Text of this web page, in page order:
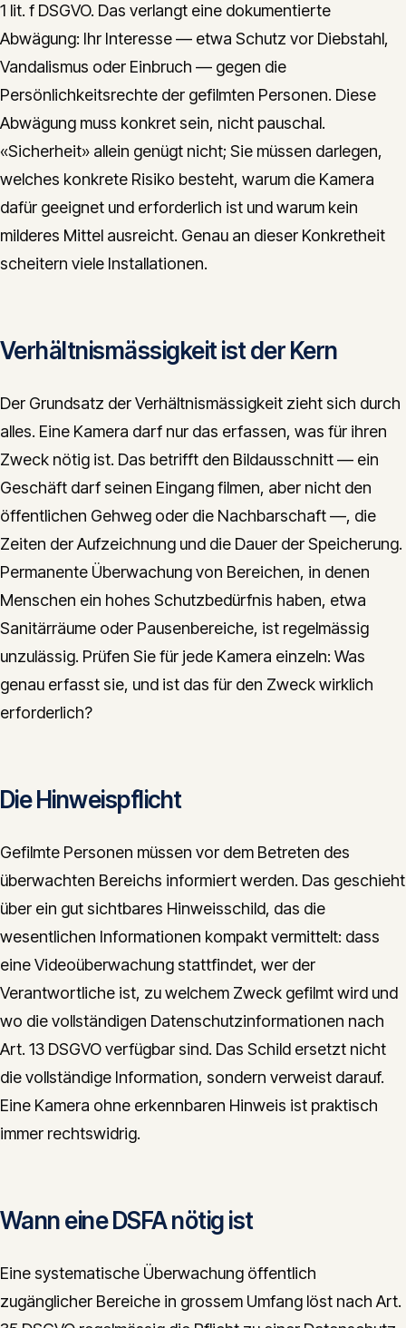
1 lit. f DSGVO. Das verlangt eine dokumentierte
Abwägung: Ihr Interesse — etwa Schutz vor Diebstahl,
Vandalismus oder Einbruch — gegen die
Persönlichkeitsrechte der gefilmten Personen. Diese
Abwägung muss konkret sein, nicht pauschal.
«Sicherheit» allein genügt nicht; Sie müssen darlegen,
welches konkrete Risiko besteht, warum die Kamera
dafür geeignet und erforderlich ist und warum kein
milderes Mittel ausreicht. Genau an dieser Konkretheit
scheitern viele Installationen.
Verhältnismässigkeit ist der Kern
Der Grundsatz der Verhältnismässigkeit zieht sich durch
alles. Eine Kamera darf nur das erfassen, was für ihren
Zweck nötig ist. Das betrifft den Bildausschnitt — ein
Geschäft darf seinen Eingang filmen, aber nicht den
öffentlichen Gehweg oder die Nachbarschaft —, die
Zeiten der Aufzeichnung und die Dauer der Speicherung.
Permanente Überwachung von Bereichen, in denen
Menschen ein hohes Schutzbedürfnis haben, etwa
Sanitärräume oder Pausenbereiche, ist regelmässig
unzulässig. Prüfen Sie für jede Kamera einzeln: Was
genau erfasst sie, und ist das für den Zweck wirklich
erforderlich?
Die Hinweispflicht
Gefilmte Personen müssen vor dem Betreten des
überwachten Bereichs informiert werden. Das geschieht
über ein gut sichtbares Hinweisschild, das die
wesentlichen Informationen kompakt vermittelt: dass
eine Videoüberwachung stattfindet, wer der
Verantwortliche ist, zu welchem Zweck gefilmt wird und
wo die vollständigen Datenschutzinformationen nach
Art. 13 DSGVO verfügbar sind. Das Schild ersetzt nicht
die vollständige Information, sondern verweist darauf.
Eine Kamera ohne erkennbaren Hinweis ist praktisch
immer rechtswidrig.
Wann eine DSFA nötig ist
Eine systematische Überwachung öffentlich
zugänglicher Bereiche in grossem Umfang löst nach Art.